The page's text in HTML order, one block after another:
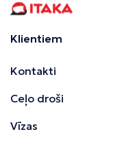
Klientiem
Kontakti
Ceļo droši
Vīzas